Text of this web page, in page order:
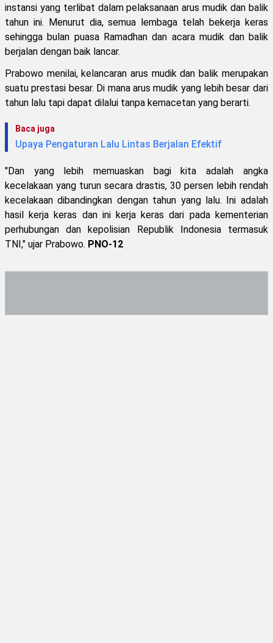
instansi yang terlibat dalam pelaksanaan arus mudik dan balik
tahun ini. Menurut dia, semua lembaga telah bekerja keras
sehingga bulan puasa Ramadhan dan acara mudik dan balik
berjalan dengan baik lancar.
Prabowo menilai, kelancaran arus mudik dan balik merupakan
suatu prestasi besar. Di mana arus mudik yang lebih besar dari
tahun lalu tapi dapat dilalui tanpa kemacetan yang berarti.
Baca juga
Upaya Pengaturan Lalu Lintas Berjalan Efektif
"Dan yang lebih memuaskan bagi kita adalah angka
kecelakaan yang turun secara drastis, 30 persen lebih rendah
kecelakaan dibandingkan dengan tahun yang lalu. Ini adalah
hasil kerja keras dan ini kerja keras dari pada kementerian
perhubungan dan kepolisian Republik Indonesia termasuk
TNI," ujar Prabowo. PNO-12